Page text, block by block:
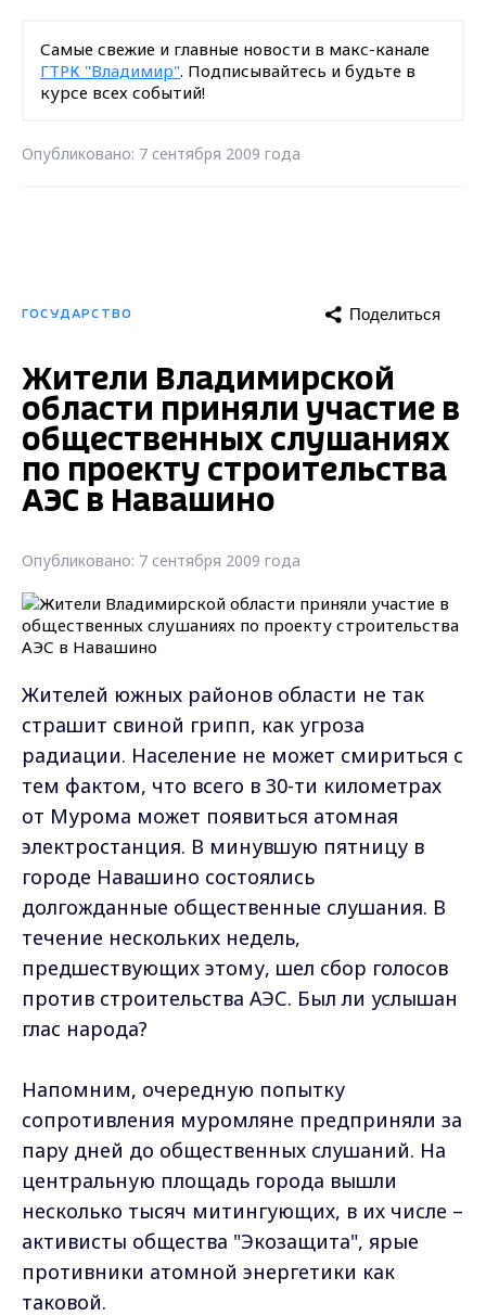
Самые свежие и главные новости в макс-канале
ГТРК "Владимир". Подписывайтесь и будьте в
курсе всех событий!
Опубликовано: 7 сентября 2009 года
ГОСУДАРСТВО Поделиться
Жители Владимирской
области приняли участие в
общественных слушаниях
по проекту строительства
АЭС в Навашино
Опубликовано: 7 сентября 2009 года
Жителей южных районов области не так
страшит свиной грипп, как угроза
радиации. Население не может смириться с
тем фактом, что всего в 30-ти километрах
от Мурома может появиться атомная
электростанция. В минувшую пятницу в
городе Навашино состоялись
долгожданные общественные слушания. В
течение нескольких недель,
предшествующих этому, шел сбор голосов
против строительства АЭС. Был ли услышан
глас народа?
Напомним, очередную попытку
сопротивления муромляне предприняли за
пару дней до общественных слушаний. На
центральную площадь города вышли
несколько тысяч митингующих, в их числе –
активисты общества "Экозащита", ярые
противники атомной энергетики как
таковой.